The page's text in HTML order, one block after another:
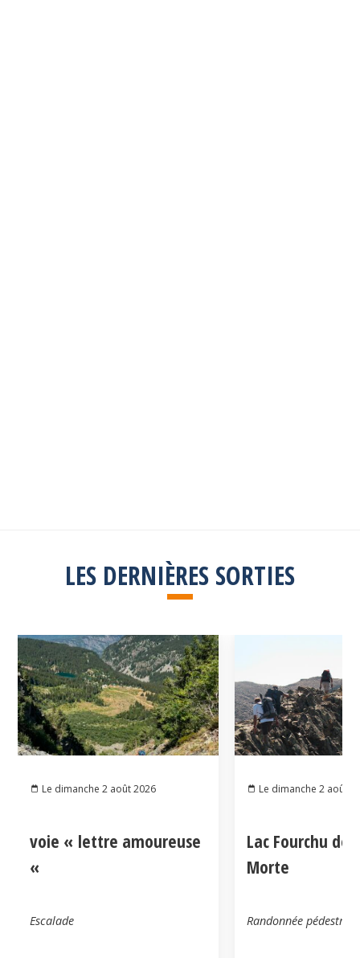
LES DERNIÈRES SORTIES
Le dimanche 2 août 2026
voie « lettre amoureuse
«
Escalade
Le dimanche 2 août
Lac Fourchu
Morte
Randonnée pédestre